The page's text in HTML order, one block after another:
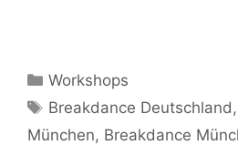
Kategorien
Workshops
Schlagwörter
Breakdance Deutschland ,
München, Breakdance